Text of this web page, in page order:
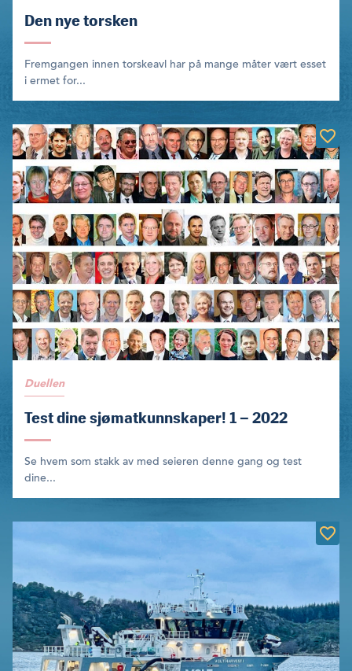
Den nye torsken
Fremgangen innen torskeavl har på mange måter vært esset
i ermet for...
Duellen
Test dine sjømatkunnskaper! 1 – 2022
Se hvem som stakk av med seieren denne gang og test
dine...